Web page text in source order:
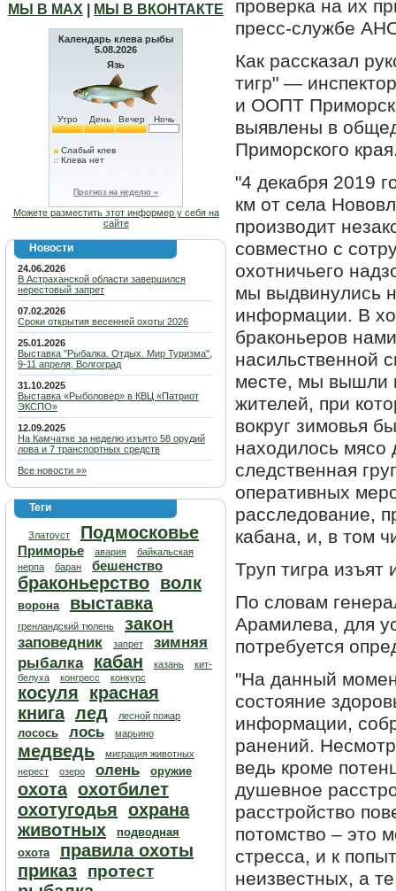
МЫ В МАХ МЫ В ВКОНТАКТЕ
Календарь клева рыбы
5.08.2026
Язь
Утро День Вечер Ночь
Слабый клев
Клева нет
Прогноз на неделю »
Можете разместить этот информер у себя на
сайте
Новости
24.06.2026
В Астраханской области завершился
нерестовый запрет
07.02.2026
Сроки открытия весенней охоты 2026
25.01.2026
Выставка "Рыбалка. Отдых. Мир Туризма",
9-11 апреля, Волгоград
31.10.2025
Выставка «Рыболовер» в КВЦ «Патриот
ЭКСПО»
12.09.2025
На Камчатке за неделю изъято 58 орудий
лова и 7 транспортных средств
Все новости »»
Теги
Златоуст Подмосковье
Приморье авария
байкальская
нерпа
баран бешенство
браконьерство волк
ворона выставка
гренландский тюлень закон
заповедник запрет
зимняя
рыбалка
кабан казань
кит-
белуха
конгресс конкурс
косуля
красная
книга лед лесной пожар
лосось лось марьино
медведь
миграция животных
нерест
озеро олень оружие
охота охотбилет
охотугодья охрана
животных
подводная
охота
правила охоты
приказ
протест
проверка на их
пресс-службе
Как рассказал
тигр" —
и ООПТ
выявлены в
Приморского
"4 декабря 2019
км от села
производит
совместно с
охотничьего
мы выдвинулись
информации. В
браконьеров
насильственной
месте, мы вышли
жителей, при
вокруг зимовья
находилось мясо
следственная
оперативных
расследование,
кабана, и, в том
Труп тигра изъят
По словам
Арамилева, для
потребуется
"На данный
состояние
информации,
ранений.
ведь кроме
душевное
расстройство
потомство – это
стресса, и к
неизвестных, а